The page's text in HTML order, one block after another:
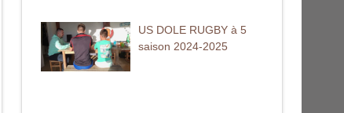
US DOLE RUGBY à 5
saison 2024-2025